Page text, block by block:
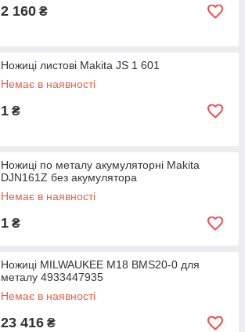
2 160 ₴
Ножиці листові Makita JS 1 601
Немає в наявності
1 ₴
Ножиці по металу акумуляторні Makita
DJN161Z без акумулятора
Немає в наявності
1 ₴
Ножиці MILWAUKEE M18 BMS20-0 для
металу 4933447935
Немає в наявності
23 416 ₴